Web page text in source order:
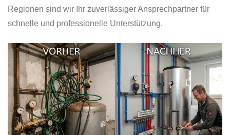
Regionen sind wir Ihr zuverlässiger Ansprechpartner für
schnelle und professionelle Unterstützung.